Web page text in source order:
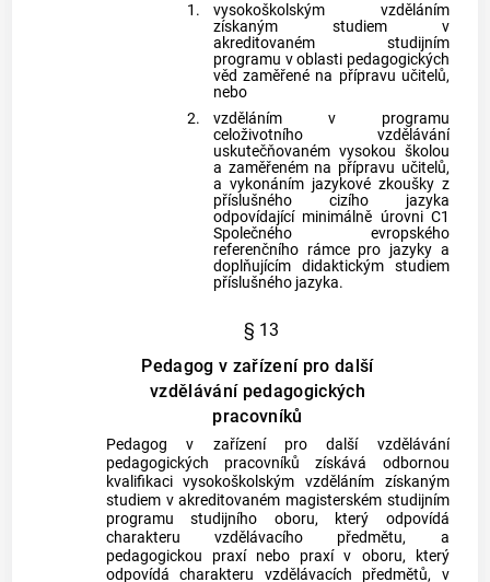
1.
vysokoškolským vzděláním
získaným studiem v
akreditovaném studijním
programu v oblasti pedagogických
věd zaměřené na přípravu učitelů,
nebo
2.
vzděláním v programu
celoživotního vzdělávání
uskutečňovaném vysokou školou
a zaměřeném na přípravu učitelů,
a vykonáním jazykové zkoušky z
příslušného cizího jazyka
odpovídající minimálně úrovni C1
Společného evropského
referenčního rámce pro jazyky a
doplňujícím didaktickým studiem
příslušného jazyka.
§ 13
Pedagog v zařízení pro další
vzdělávání pedagogických
pracovníků
Pedagog v zařízení pro další vzdělávání
pedagogických pracovníků získává odbornou
kvalifikaci vysokoškolským vzděláním získaným
studiem v akreditovaném magisterském studijním
programu studijního oboru, který odpovídá
charakteru vzdělávacího předmětu, a
pedagogickou praxí nebo praxí v oboru, který
odpovídá charakteru vzdělávacích předmětů, v